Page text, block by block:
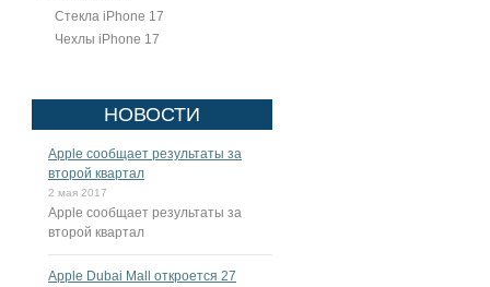
Стекла iPhone 17
Чехлы iPhone 17
НОВОСТИ
Apple сообщает результаты за
второй квартал
2 мая 2017
Apple сообщает результаты за
второй квартал
Apple Dubai Mall откроется 27